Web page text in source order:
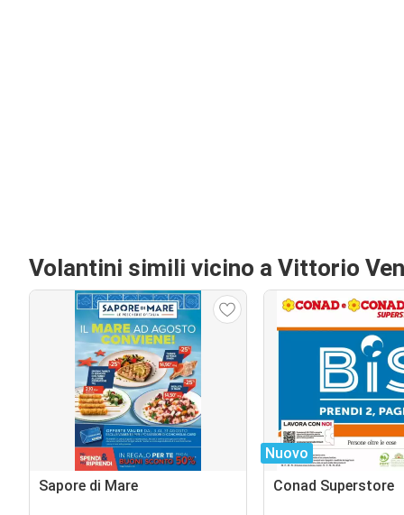
Volantini simili vicino a Vittorio
Sapore di Mare
Nuovo
Conad Superstore